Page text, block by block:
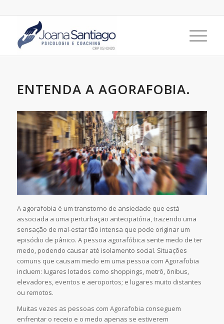
ENTENDA A AGORAFOBIA.
A agorafobia é um transtorno de ansiedade que está
associada a uma perturbação antecipatória, trazendo uma
sensação de mal-estar tão intensa que pode originar um
episódio de pânico. A pessoa agorafóbica sente medo de ter
medo, podendo causar até isolamento social. Situações
comuns que causam medo em uma pessoa com Agorafobia
incluem: lugares lotados como shoppings, metrô, ônibus,
elevadores, eventos e aeroportos; e lugares muito distantes
ou remotos.
Muitas vezes as pessoas com Agorafobia conseguem
enfrentar o receio e o medo apenas se estiverem